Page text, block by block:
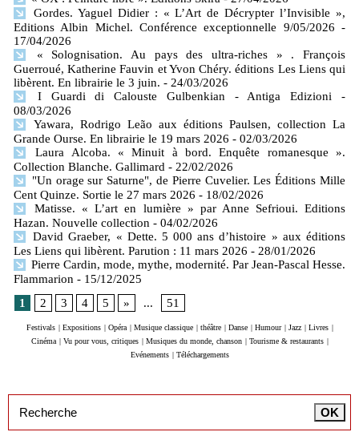
Gordes. Yaguel Didier : « L’Art de Décrypter l’Invisible »,
Editions Albin Michel. Conférence exceptionnelle 9/05/2026 -
17/04/2026
« Solognisation. Au pays des ultra-riches » . François
Guerroué, Katherine Fauvin et Yvon Chéry. éditions Les Liens qui
libèrent. En librairie le 3 juin. - 24/03/2026
I Guardi di Calouste Gulbenkian - Antiga Edizioni
-
08/03/2026
Yawara, Rodrigo Leão aux éditions Paulsen, collection La
Grande Ourse. En librairie le 19 mars 2026 - 02/03/2026
Laura Alcoba. « Minuit à bord. Enquête romanesque ».
Collection Blanche. Gallimard - 22/02/2026
"Un orage sur Saturne", de Pierre Cuvelier. Les Éditions Mille
Cent Quinze. Sortie le 27 mars 2026 - 18/02/2026
Matisse. « L’art en lumière » par Anne Sefrioui. Editions
Hazan. Nouvelle collection - 04/02/2026
David Graeber, « Dette. 5 000 ans d’histoire » aux éditions
Les Liens qui libèrent. Parution : 11 mars 2026 - 28/01/2026
Pierre Cardin, mode, mythe, modernité. Par Jean-Pascal Hesse.
Flammarion - 15/12/2025
1
2 3 4 5 » ... 51
Festivals Expositions Opéra Musique classique théâtre Danse Humour Jazz Livres
Cinéma
Vu pour vous, critiques Musiques du monde, chanson Tourisme & restaurants
Evénements
Téléchargements